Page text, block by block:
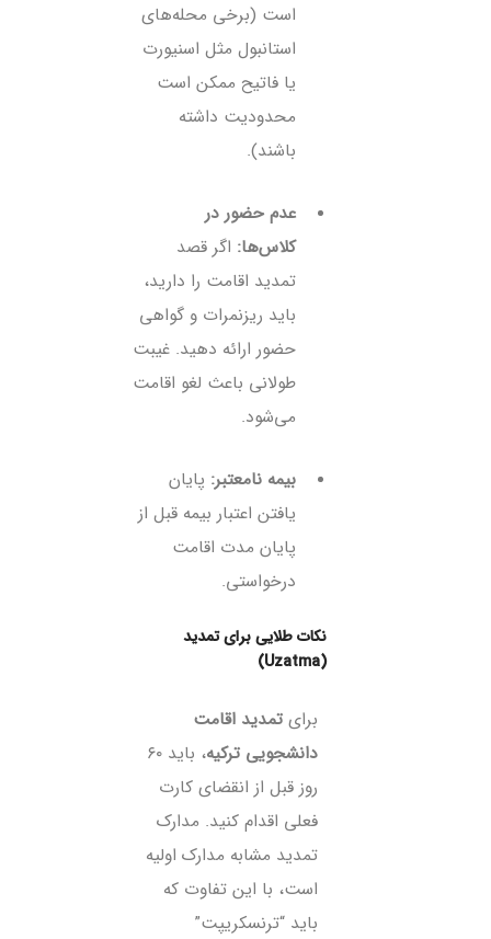
است (برخی محله‌های
استانبول مثل اسنیورت
یا فاتیح ممکن است
محدودیت داشته
باشند).
عدم حضور در
کلاس‌ها: اگر قصد
تمدید اقامت را دارید،
باید ریزنمرات و گواهی
حضور ارائه دهید. غیبت
طولانی باعث لغو اقامت
می‌شود.
بیمه نامعتبر: پایان
یافتن اعتبار بیمه قبل از
پایان مدت اقامت
درخواستی.
نکات طلایی برای تمدید
(Uzatma)
برای تمدید اقامت
دانشجویی ترکیه
، باید ۶۰
روز قبل از انقضای کارت
فعلی اقدام کنید. مدارک
تمدید مشابه مدارک اولیه
است، با این تفاوت که
باید “ترنسکریپت”